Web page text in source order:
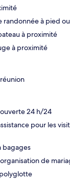
randonnée à pied
à proximité
à proximité
24 h/24
pour les
bagages
de